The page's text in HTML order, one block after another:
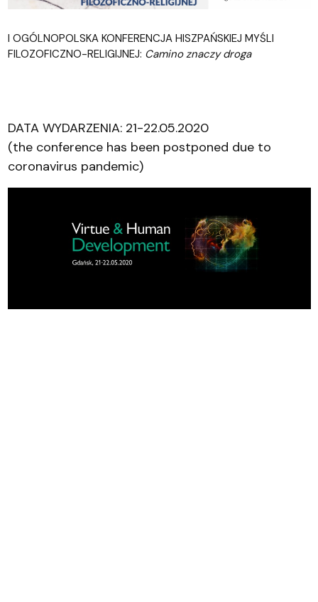
I OGÓLNOPOLSKA KONFERENCJA HISZPAŃSKIEJ MYŚLI
FILOZOFICZNO-RELIGIJNEJ: Camino znaczy droga
DATA WYDARZENIA: 21-22.05.2020
(the conference has been postponed due to
coronavirus pandemic)